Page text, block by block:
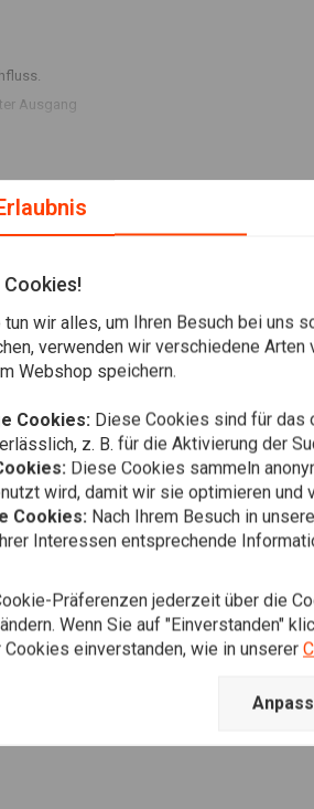
Ausgang
Fügen Sie Ihre Bewertung hinzu
tun wir alles, um Ihren Besuch bei uns
verwenden wir verschiedene Arten
Webshop speichern.
Cookies: Diese Cookies sind für das
z. B. für die Aktivierung der
Diese Cookies sammeln
wird, damit wir sie optimieren und
Cookies: Nach Ihrem Besuch in
Interessen entsprechende
Präferenzen jederzeit über die
Wenn Sie auf "Einverstanden"
Cookies einverstanden, wie in unserer